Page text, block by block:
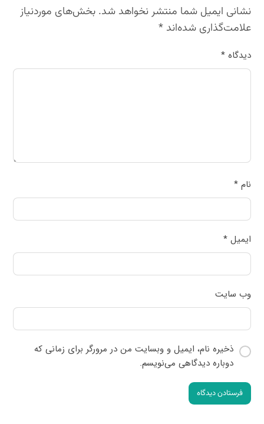
نشانی ایمیل شما منتشر نخواهد شد. بخش‌های موردنیاز
علامت‌گذاری شده‌اند*
دیدگاه*
نام*
ایمیل*
وب‌ سایت
ذخیره نام، ایمیل و وبسایت من در مرورگر برای زمانی که
دوباره دیدگاهی می‌نویسم.
فرستادن دیدگاه